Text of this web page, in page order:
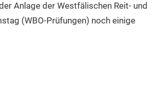
Anlage der Westfälischen Reit- und
(WBO-Prüfungen) noch einige